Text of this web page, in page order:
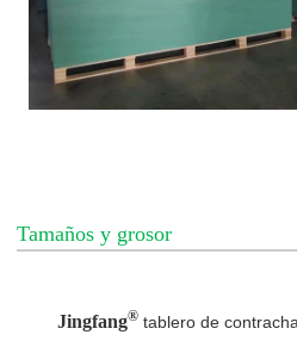
Tamaños y grosor
Jingfang® tablero de